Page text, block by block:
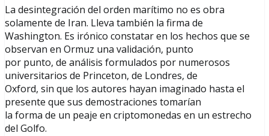
La desintegración del orden marítimo no es obra
solamente de Iran. Lleva también la firma de
Washington. Es irónico constatar en los hechos que se
observan en Ormuz una validación, punto
por punto, de análisis formulados por numerosos
universitarios de Princeton, de Londres, de
Oxford, sin que los autores hayan imaginado hasta el
presente que sus demostraciones tomarían
la forma de un peaje en criptomonedas en un estrecho
del Golfo.